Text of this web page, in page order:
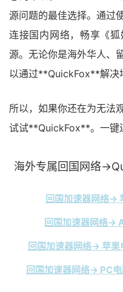
源问题的最佳选择。通过
连接国内网络，畅享《
源。无论你是海外华人、
以通过**QuickFox**解决
所以，如果你还在为无法
试试**QuickFox**。一键
海外专属回国网络
回国加速器网络→
回国加速器网络→
回国加速器网络→ 苹
回国加速器网络→ PC